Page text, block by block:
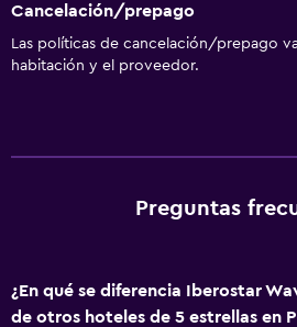
Instalaciones para reuniones
Servicio de habitaciones
Bañera de hidromasaje
Cancelación/prepago
Las políticas de cancelación/prepago
habitación y el proveedor.
Preguntas
¿En qué se diferencia Iberostar
de otros hoteles de 5 estrellas en